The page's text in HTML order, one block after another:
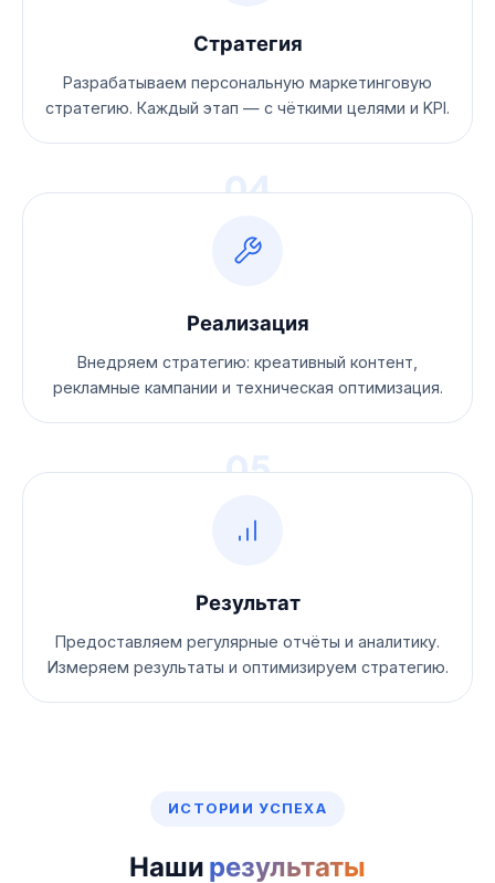
Стратегия
Разрабатываем персональную маркетинговую
стратегию. Каждый этап — с чёткими целями и KPI.
04
Реализация
Внедряем стратегию: креативный контент,
рекламные кампании и техническая оптимизация.
05
Результат
Предоставляем регулярные отчёты и аналитику.
Измеряем результаты и оптимизируем стратегию.
ИСТОРИИ УСПЕХА
Наши результаты